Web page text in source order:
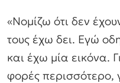
«Νομίζω ότι δεν
τους έχω δει. Εγώ
και έχω μία εικόνα.
φορές περισσότερο,